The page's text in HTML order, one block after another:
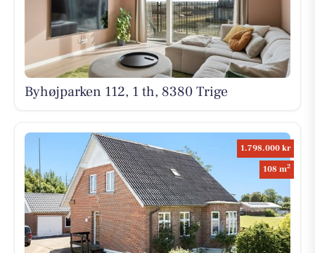
Byhøjparken 112, 1 th, 8380 Trige
1.798.000 kr
108 m2